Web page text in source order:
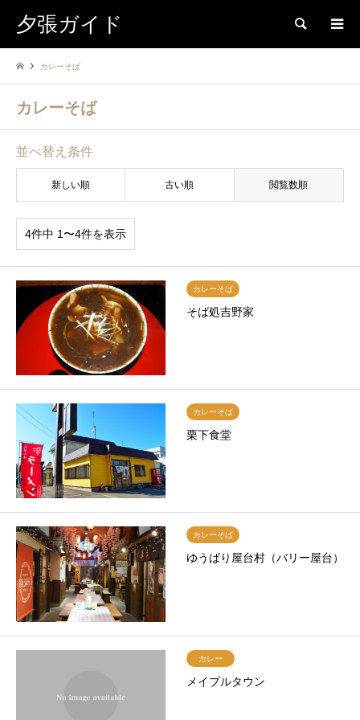
夕張ガイド 検索
カレーそば
カレーそば
並べ替え条件
新しい順 古い順 閲覧数順
4件中 1〜4件を表示
カレーそば
そば処吉野家
カレーそば
栗下食堂
カレーそば
ゆうばり屋台村（バリー屋台）
カレー
メイプルタウン